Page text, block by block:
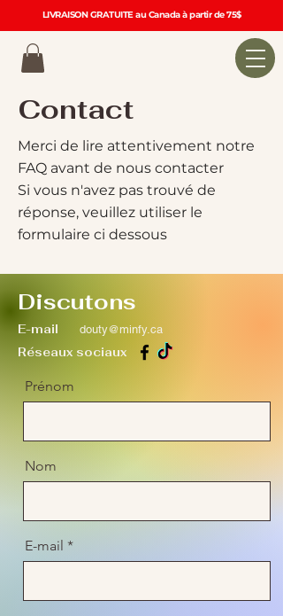
LIVRAISON GRATUITE au Canada à partir de 75$
Contact
Merci de lire attentivement notre
FAQ avant de nous contacter
Si vous n'avez pas trouvé de
réponse, veuillez utiliser le
formulaire ci dessous
Discutons
E-mail douty@minfy.ca
Réseaux sociaux
Prénom
Nom
E-mail